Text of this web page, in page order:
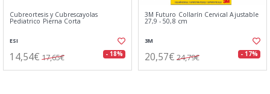
Cubreortesis y Cubrescayolas
Pediatrico Pierna Corta
ESI
14,54€ 17,65€ - 18%
3M Futuro Collarín Cervical Ajustable
27,9 - 50,8 cm
3M
20,57€ 24,79€ - 17%